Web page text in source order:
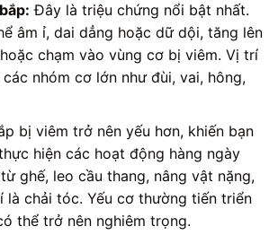
Đây là triệu chứng nổi bật nhất.
âm ỉ, dai dẳng hoặc dữ dội, tăng lên
chạm vào vùng cơ bị viêm. Vị trí
nhóm cơ lớn như đùi, vai, hông,
bị viêm trở nên yếu hơn, khiến bạn
hiện các hoạt động hàng ngày
ghế, leo cầu thang, nâng vật nặng,
là chải tóc. Yếu cơ thường tiến triển
thể trở nên nghiêm trọng.